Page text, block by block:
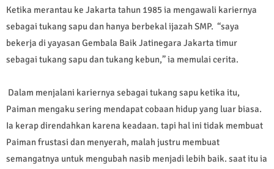
Ketika merantau ke Jakarta tahun 1985 ia mengawali kariernya
sebagai tukang sapu dan hanya berbekal ijazah SMP. “saya
bekerja di yayasan Gembala Baik Jatinegara Jakarta timur
sebagai tukang sapu dan tukang kebun,” ia memulai cerita.
Dalam menjalani kariernya sebagai tukang sapu ketika itu,
Paiman mengaku sering mendapat cobaan hidup yang luar biasa.
Ia kerap direndahkan karena keadaan. tapi hal ini tidak membuat
Paiman frustasi dan menyerah, malah justru membuat
semangatnya untuk mengubah nasib menjadi lebih baik. saat itu ia